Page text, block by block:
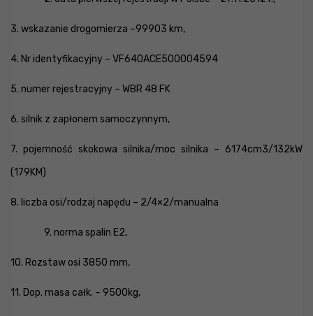
3. wskazanie drogomierza –99903 km,
4. Nr identyfikacyjny – VF640ACE500004594
5. numer rejestracyjny – WBR 48 FK
6. silnik z zapłonem samoczynnym,
7. pojemność skokowa silnika/moc silnika – 6174cm3/132kW
(179KM)
8. liczba osi/rodzaj napędu – 2/4×2/manualna
9. norma spalin E2,
10. Rozstaw osi 3850 mm,
11. Dop. masa całk. – 9500kg,